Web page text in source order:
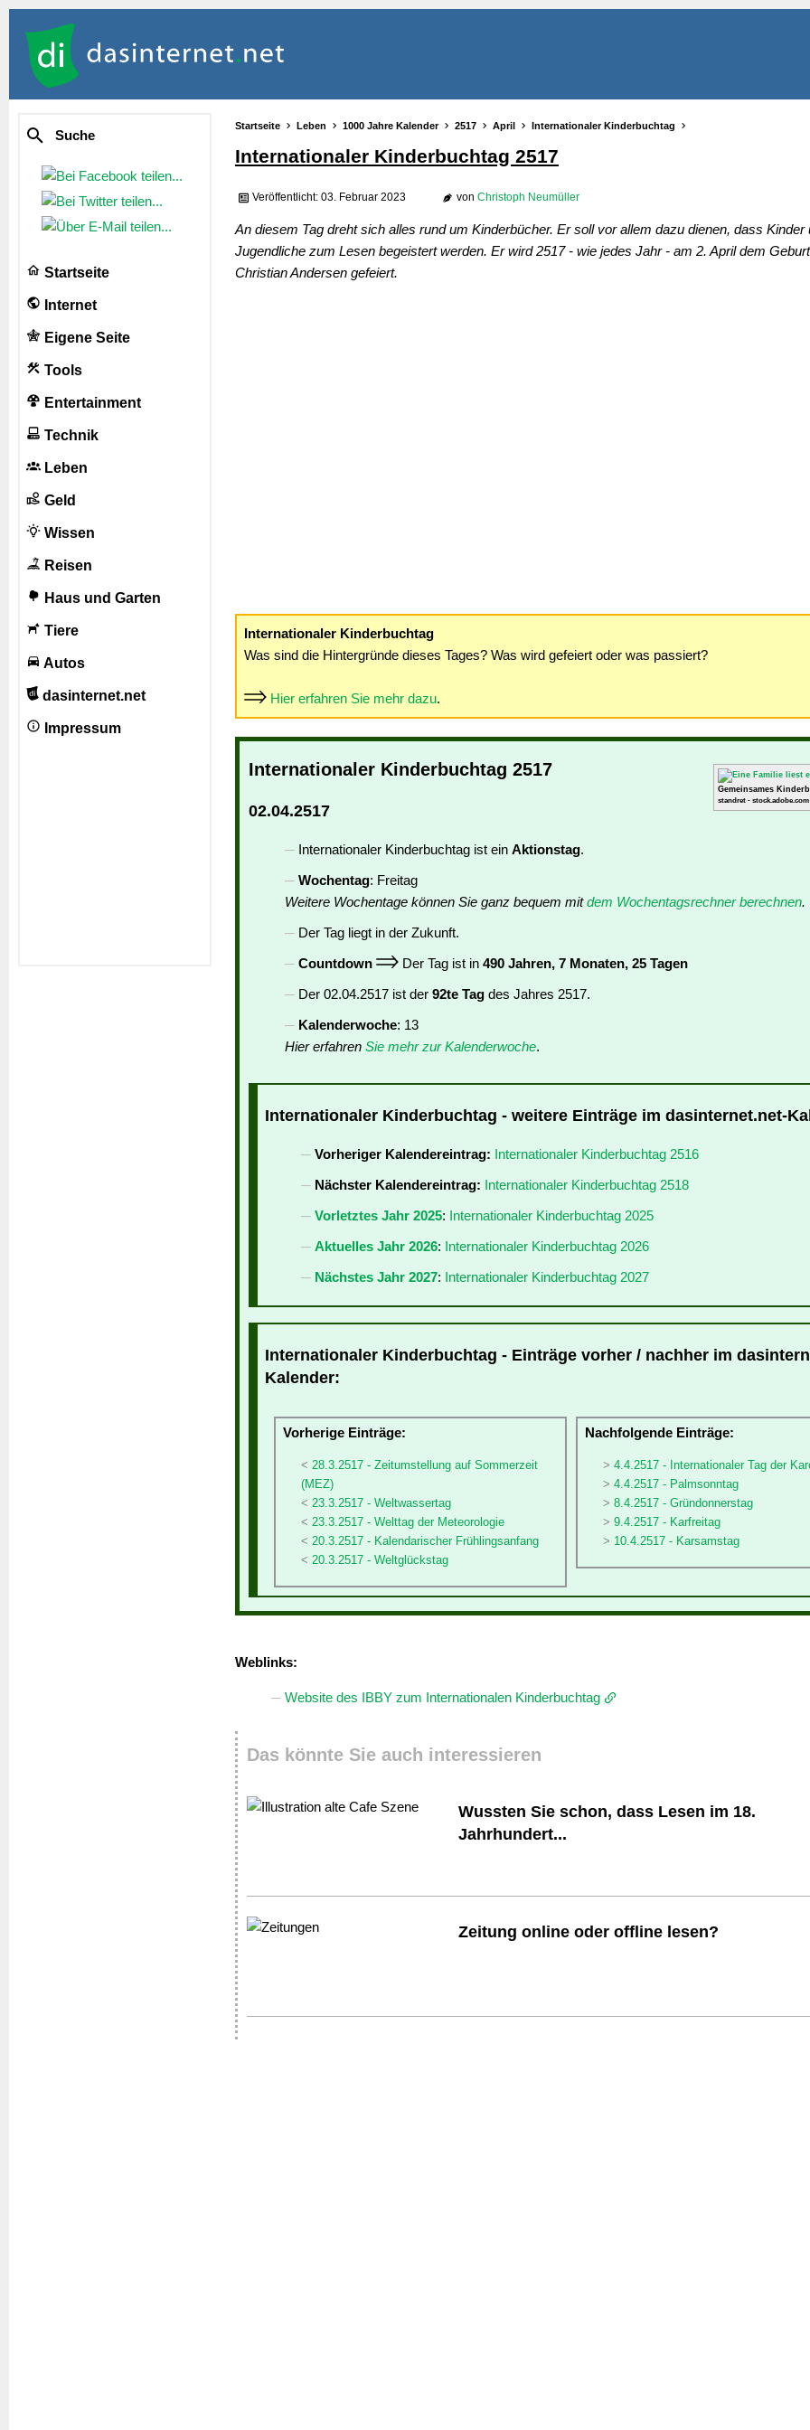
Suche
Startseite
Internet
Eigene Seite
Tools
Entertainment
Technik
Leben
Geld
Wissen
Reisen
Haus und Garten
Tiere
Autos
dasinternet.net
Impressum
Startseite Leben 1000 Jahre Kalender 2517 April Internationaler Kinderbuchtag
Internationaler Kinderbuchtag 2517
Veröffentlicht: 03. Februar 2023 von Christoph Neumüller
An diesem Tag dreht sich alles rund um Kinderbücher. Er soll vor allem dazu dienen, dass Kinder
Jugendliche zum Lesen begeistert werden. Er wird 2517 - wie jedes Jahr - am 2. April dem
Christian Andersen gefeiert.
Internationaler Kinderbuchtag
Was sind die Hintergründe dieses Tages? Was wird gefeiert oder was passiert?
Hier erfahren Sie mehr dazu.
Gemeinsames
standret - stock.adobe.com
Internationaler Kinderbuchtag 2517
02.04.2517
Internationaler Kinderbuchtag ist ein Aktionstag.
Wochentag: Freitag
Weitere Wochentage können Sie ganz bequem mitdem Wochentagsrechner berechnen.
Der Tag liegt in der Zukunft.
Countdown
Der Tag ist in 490 Jahren, 7 Monaten, 25 Tagen
Der 02.04.2517 ist der 92te Tag des Jahres 2517.
Kalenderwoche: 13
Hier erfahren Sie mehr zur Kalenderwoche.
Internationaler Kinderbuchtag - weitere Einträge im dasinternet.net-
Vorheriger Kalendereintrag: Internationaler Kinderbuchtag 2516
Nächster Kalendereintrag: Internationaler Kinderbuchtag 2518
Vorletztes Jahr 2025: Internationaler Kinderbuchtag 2025
Aktuelles Jahr 2026: Internationaler Kinderbuchtag 2026
Nächstes Jahr 2027: Internationaler Kinderbuchtag 2027
Internationaler Kinderbuchtag - Einträge vorher / nachher im
Kalender:
Vorherige Einträge:
28.3.2517 - Zeitumstellung auf Sommerzeit
(MEZ)
23.3.2517 - Weltwassertag
23.3.2517 - Welttag der Meteorologie
20.3.2517 - Kalendarischer Frühlingsanfang
20.3.2517 - Weltglückstag
Nachfolgende Einträge:
4.4.2517 - Internationaler Tag der
4.4.2517 - Palmsonntag
8.4.2517 - Gründonnerstag
9.4.2517 - Karfreitag
10.4.2517 - Karsamstag
Weblinks:
Website des IBBY zum Internationalen Kinderbuchtag
Das könnte Sie auch interessieren
Wussten Sie schon, dass Lesen im 18.
Jahrhundert...
Zeitung online oder offline lesen?